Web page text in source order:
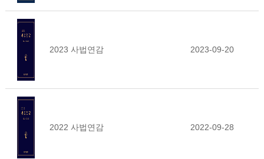
2023 사법연감 2023-09-20
2022 사법연감 2022-09-28